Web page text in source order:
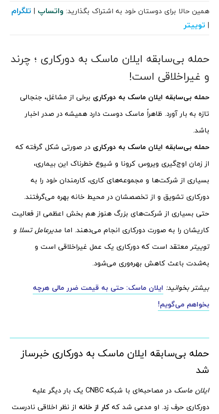
همین حالا برای دوستان خود به اشتراک بگذارید: واتساپ | تلگرام
| توییتر
حمله بی‌سابقه ایلان ماسک به دورکاری ؛ چرند
و غیراخلاقی است!
حمله بی‌سابقه ایلان ماسک به دورکاری برخی از مشاغل، جنجالی
تازه به بار آورد. ظاهراً ماسک دوست دارد همیشه در صدر اخبار
باشد.
حمله بی‌سابقه ایلان ماسک به دورکاری در صورتی شکل گرفته که
از زمان اوج‌گیری ویروس کرونا و شیوع خطرناک این بیماری،
بسیاری از شرکت‌ها و مجموعه‌های کاری، کارمندان خود را به
دورکاری تشویق و از تخصصشان در محیط خانه بهره می‌گرفتند.
حتی بسیاری از شرکت‌های بزرگ هنوز هم بخش اعظمی از فعالیت
کاریشان را به صورت دورکاری انجام می‌دهند. اما مدیرعامل تسلا و
توییتر معتقد است که دورکاری یک عمل غیراخلاقی است و
به‌شدت باعث کاهش بهره‌وری می‌شود.
بیشتر بخوانید: ایلان ماسک: حتی به قیمت ضرر مالی هرچه
بخواهم می‌گویم!
حمله بی‌سابقه ایلان ماسک به دورکاری خبرساز
شد
ایلان ماسک
در مصاحبه‌ای با شبکه CNBC یک بار دیگر علیه
دورکاری حرف زد. او مدعی شد که کار از خانه از نظر اخلاقی نادرست